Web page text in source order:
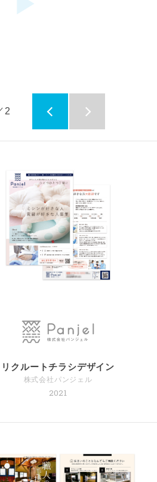
2
リクルートチラシデザイン
株式会社パンジェル
2021